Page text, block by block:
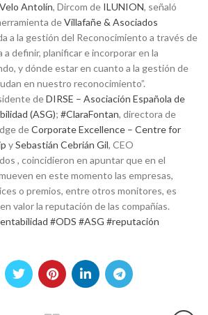
Antolín, Dircom de ILUNION, señaló
deVillafañe & Asociados
a la gestión del Reconocimiento a través de
a definir, planificar e incorporar en la
y dónde estar en cuanto a la gestión de
en nuestro reconocimiento”.
deDIRSE – Asociación Española de
(ASG); #ClaraFontan, directora de
deCorporate Excellence – Centre for
ySebastián Cebrián Gil, CEO
, coincidieron en apuntar que en el
en este momento las empresas,
o premios, entre otros monitores, es
valor la reputación de las compañías.
#ODS #ASG #reputación